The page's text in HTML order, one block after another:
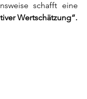
schafft eine
Wertschätzung“.